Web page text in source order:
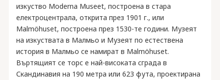
изкуство Moderna Museet, построена в стара
електроцентрала, открита през 1901 г., или
Malmöhuset, построена през 1530-те години. Музеят
на изкуствата в Малмьо и Музеят по естествена
история в Малмьо се намират в Malmöhuset.
Въртящият се торс е най-високата сграда в
Скандинавия на 190 метра или 623 фута, проектирана